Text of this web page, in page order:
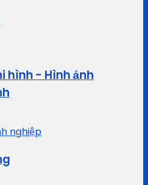
hình - Hình ảnh
nghiệp